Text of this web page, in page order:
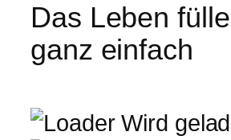
Das Leben
ganz einfach
Wird